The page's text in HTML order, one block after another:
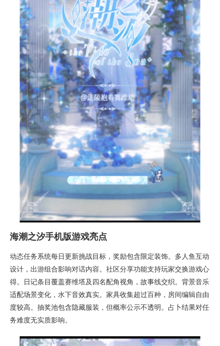
海潮之汐手机版游戏亮点
动态任务系统每日更新挑战目标，奖励包含限定装饰。多人鱼互动
设计，出游组合影响对话内容。社区分享功能支持玩家交换游戏心
得。日记条目覆盖赛维塔及四名配角视角，故事线交织。背景音乐
适配场景变化，水下音效真实。家具收集超过百种，房间编辑自由
度较高。抽奖池包含隐藏服装，但概率公示不透明。占卜结果对任
务难度无实质影响。